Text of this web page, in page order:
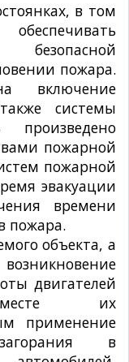
в том
безопасной
пожара.
включение
системы
пожарной
пожарной
эвакуации
времени
пожара.
объекта, а
двигателей
месте их
применение
в